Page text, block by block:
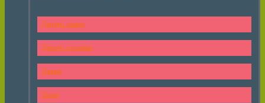
Дитячі лавки
Дитячі столики
Лавки
Урни